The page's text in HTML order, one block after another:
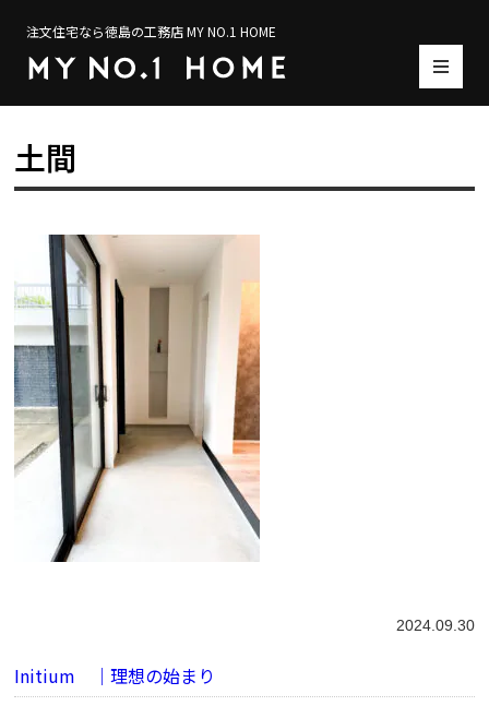
注文住宅なら徳島の工務店 MY NO.1 HOME
土間
2024.09.30
Initium ｜理想の始まり